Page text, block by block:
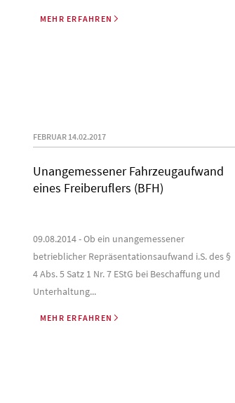
MEHR ERFAHREN
FEBRUAR 14.02.2017
Unangemessener Fahrzeugaufwand
eines Freiberuflers (BFH)
09.08.2014 - Ob ein unangemessener
betrieblicher Repräsentationsaufwand i.S. des §
4 Abs. 5 Satz 1 Nr. 7 EStG bei Beschaffung und
Unterhaltung...
MEHR ERFAHREN